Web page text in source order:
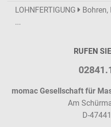
LOHNFERTIGUNG
...
RUFEN
momac Gesellschaft für
Am
D-